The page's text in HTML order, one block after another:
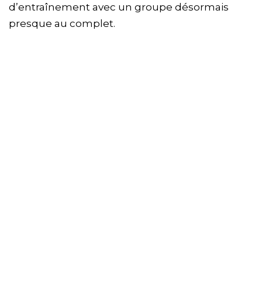
d’entraînement avec un groupe désormais
presque au complet.